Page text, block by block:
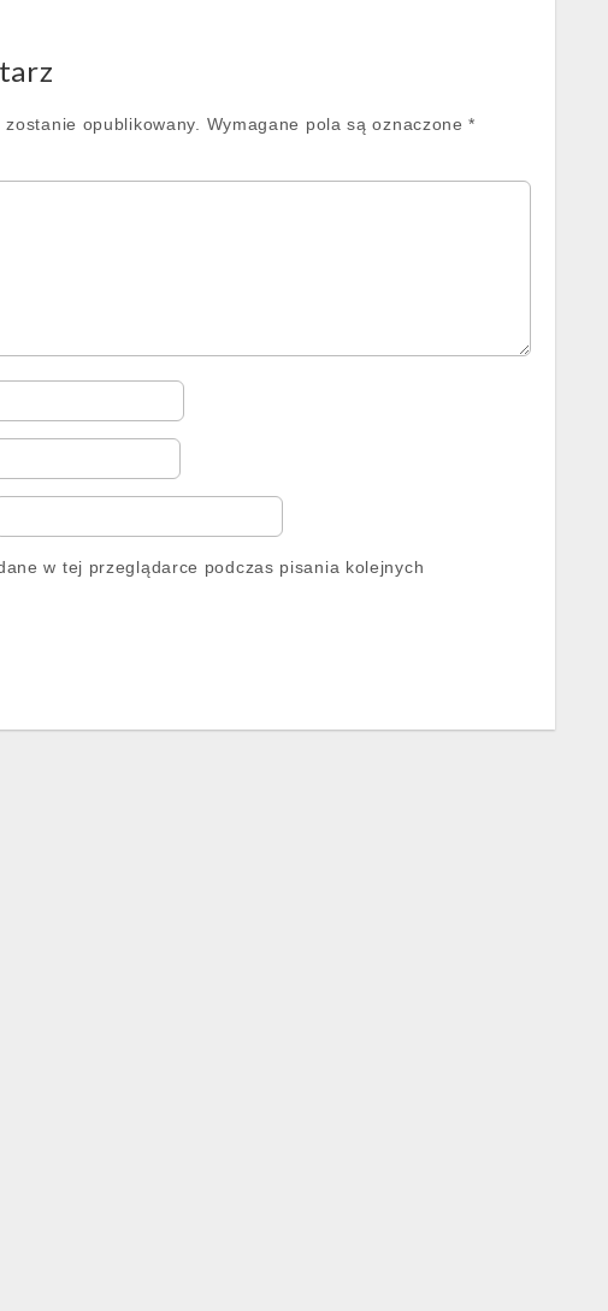
opublikowany. Wymagane pola są oznaczone*
w tej przeglądarce podczas pisania kolejnych